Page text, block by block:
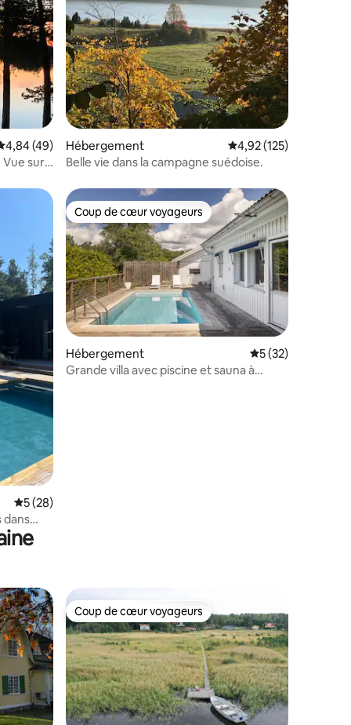
: 4,9 sur 5
moyenne sur la base de 49 commentaires : 4,84 sur 5
4,84 (49)
Vue sur
Hébergement Évaluation moyenne
4,92 (125)
Belle vie dans la campagne suédoise.
: 4,87 sur 5
Évaluation moyenne sur la base de 28 commentaires : 5 sur 5
5 (28)
dans
Coup de cœur voyageurs
Coup de cœur voyageurs
Hébergement Évaluation
5 (32)
Grande villa avec piscine et sauna à
Coup de cœur voyageurs
Coup de cœur voyageurs